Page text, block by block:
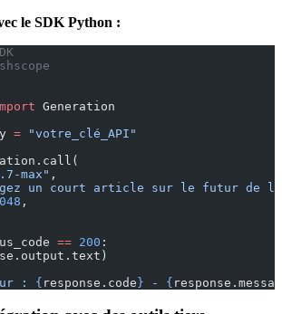
le SDK Python :
Generation
= "votre_clé_API"
max" ,
un court article sur le futur de
,
== 200 :
: { response.code} - {